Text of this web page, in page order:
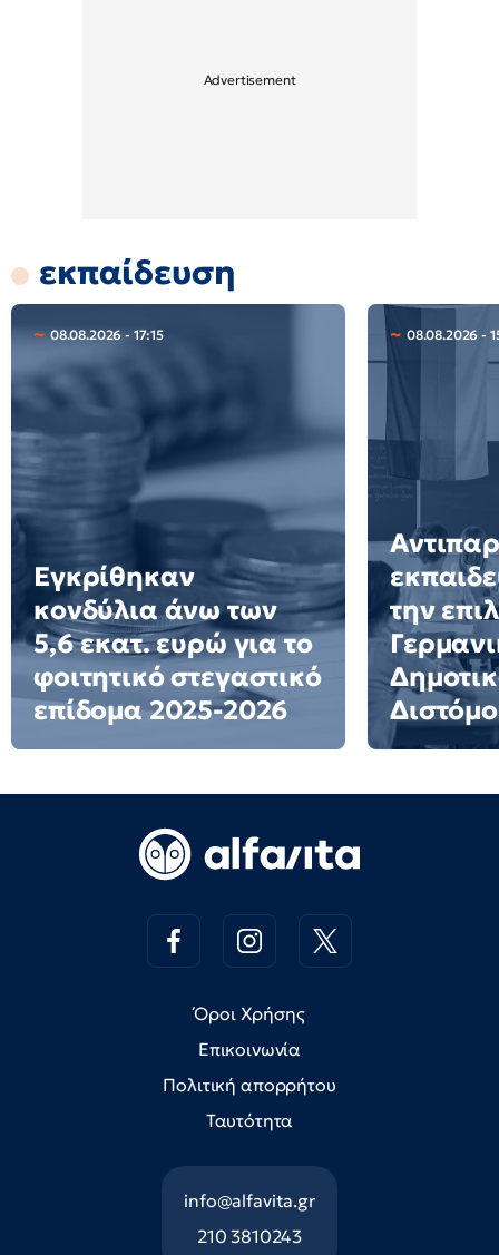
εκπαίδευση
08.08.2026 - 17:15
Εγκρίθηκαν
κονδύλια άνω των
5,6 εκατ. ευρώ για το
φοιτητικό στεγαστικό
επίδομα 2025-2026
08.08.2026 -
την
Όροι Χρήσης
Επικοινωνία
Πολιτική απορρήτου
Ταυτότητα
info@alfavita.gr
210 3810243